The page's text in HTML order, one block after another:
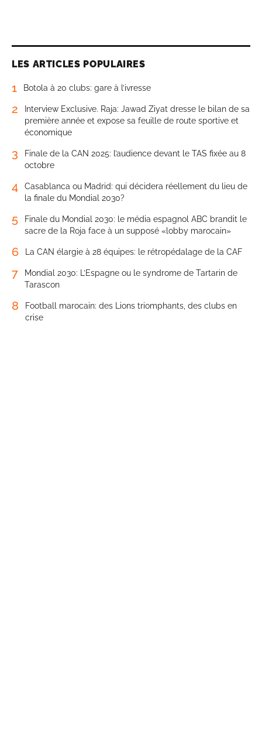
LES ARTICLES POPULAIRES
1 Botola à 20 clubs: gare à l’ivresse
2
Interview Exclusive. Raja: Jawad Ziyat dresse le bilan de sa
première année et expose sa feuille de route sportive et
économique
3
Finale de la CAN 2025: l’audience devant le TAS fixée au 8
octobre
4
Casablanca ou Madrid: qui décidera réellement du lieu de
la finale du Mondial 2030?
5
Finale du Mondial 2030: le média espagnol ABC brandit le
sacre de la Roja face à un supposé «lobby marocain»
6 La CAN élargie à 28 équipes: le rétropédalage de la CAF
7
Mondial 2030: L’Espagne ou le syndrome de Tartarin de
Tarascon
8
Football marocain: des Lions triomphants, des clubs en
crise